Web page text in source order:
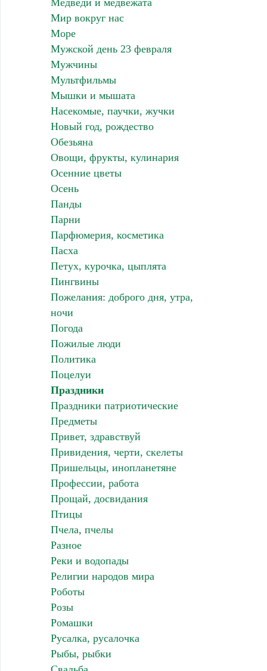
Медведи и медвежата
Мир вокруг нас
Море
Мужской день 23 февраля
Мужчины
Мультфильмы
Мышки и мышата
Насекомые, паучки, жучки
Новый год, рождество
Обезьяна
Овощи, фрукты, кулинария
Осенние цветы
Осень
Панды
Парни
Парфюмерия, косметика
Пасха
Петух, курочка, цыплята
Пингвины
Пожелания: доброго дня, утра,
ночи
Погода
Пожилые люди
Политика
Поцелуи
Праздники
Праздники патриотические
Предметы
Привет, здравствуй
Привидения, черти, скелеты
Пришельцы, инопланетяне
Профессии, работа
Прощай, досвидания
Птицы
Пчела, пчелы
Разное
Реки и водопады
Религии народов мира
Роботы
Розы
Ромашки
Русалка, русалочка
Рыбы, рыбки